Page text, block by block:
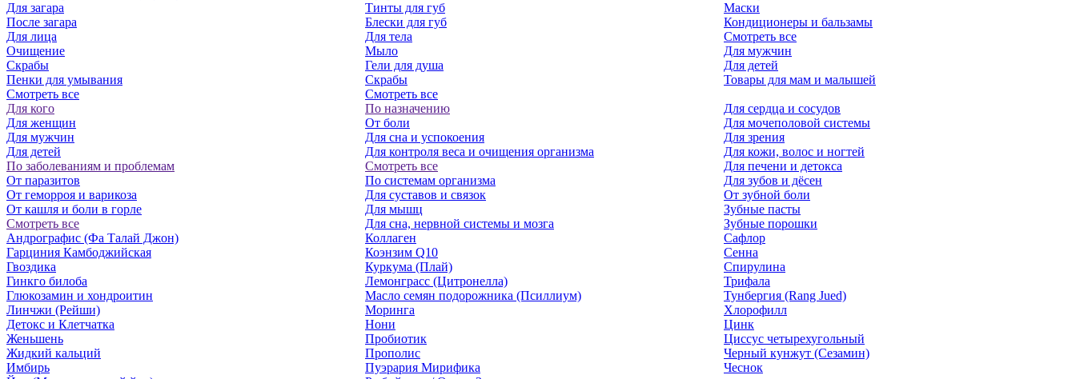
Для загара
После загара
Для лица
Очищение
Скрабы
Пенки для умывания
Смотреть все
Тинты для губ
Блески для губ
Для тела
Мыло
Гели для душа
Скрабы
Смотреть все
Маски
Кондиционеры и бальзамы
Смотреть все
Для мужчин
Для детей
Товары для мам и малышей
Для кого
Для женщин
Для мужчин
Для детей
По заболеваниям и проблемам
От паразитов
Oт геморроя и варикоза
От кашля и боли в горле
Смотреть все
По назначению
От боли
Для сна и успокоения
Для контроля веса и очищения организма
Смотреть все
По системам организма
Для суставов и связок
Для мышц
Для сна, нервной системы и мозга
Для сердца и сосудов
Для мочеполовой системы
Для зрения
Для кожи, волос и ногтей
Для печени и детокса
Для зубов и дёсен
От зубной боли
Зубные пасты
Зубные порошки
Андрографис (Фа Талай Джон)
Гарциния Камбоджийская
Гвоздика
Гинкго билоба
Глюкозамин и хондроитин
Линчжи (Рейши)
Детокс и Клетчатка
Женьшень
Жидкий кальций
Имбирь
Коллаген
Коэнзим Q10
Куркума (Плай)
Лемонграсс (Цитронелла)
Масло семян подорожника (Псиллиум)
Моринга
Нони
Пробиотик
Прополис
Пуэрария Мирифика
Сафлор
Сенна
Спирулина
Трифала
Тунбергия (Rang Jued)
Хлорофилл
Цинк
Циссус четырехугольный
Черный кунжут (Сезамин)
Чеснок